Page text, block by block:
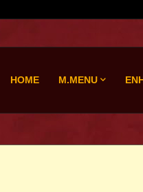
HOME M.MENU